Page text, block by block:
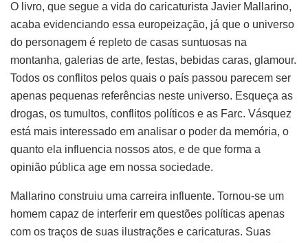
O livro, que segue a vida do caricaturista Javier Mallarino,
acaba evidenciando essa europeização, já que o universo
do personagem é repleto de casas suntuosas na
montanha, galerias de arte, festas, bebidas caras, glamour.
Todos os conflitos pelos quais o país passou parecem ser
apenas pequenas referências neste universo. Esqueça as
drogas, os tumultos, conflitos políticos e as Farc. Vásquez
está mais interessado em analisar o poder da memória, o
quanto ela influencia nossos atos, e de que forma a
opinião pública age em nossa sociedade.
Mallarino construiu uma carreira influente. Tornou-se um
homem capaz de interferir em questões políticas apenas
com os traços de suas ilustrações e caricaturas. Suas